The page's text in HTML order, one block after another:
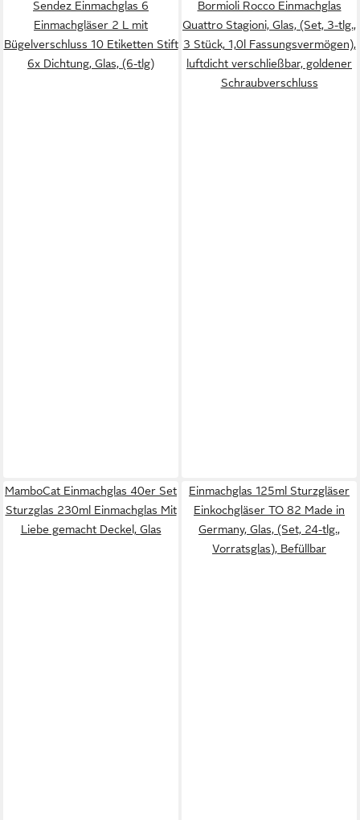
Sendez Einmachglas 6
Einmachgläser 2 L mit
Bügelverschluss 10 Etiketten Stift
6x Dichtung, Glas, (6-tlg)
Bormioli Rocco Einmachglas
Quattro Stagioni, Glas, (Set, 3-tlg.,
3 Stück, 1,0l Fassungsvermögen),
luftdicht verschließbar, goldener
Schraubverschluss
MamboCat Einmachglas 40er Set
Sturzglas 230ml Einmachglas Mit
Liebe gemacht Deckel, Glas
Einmachglas 125ml Sturzgläser
Einkochgläser TO 82 Made in
Germany, Glas, (Set, 24-tlg.,
Vorratsglas), Befüllbar